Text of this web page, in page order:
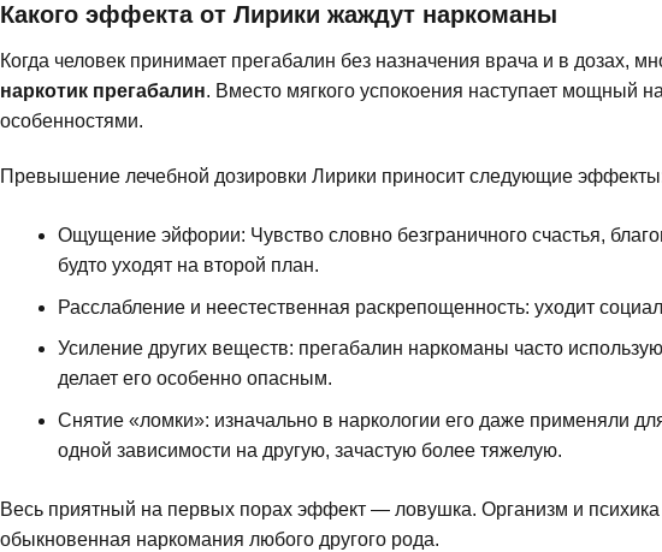
Какого эффекта от Лирики жаждут наркоманы
Когда человек принимает прегабалин без назначения врача и в дозах,
наркотик прегабалин. Вместо мягкого успокоения наступает мощный
особенностями.
Превышение лечебной дозировки Лирики приносит следующие
Ощущение эйфории: Чувство словно безграничного счастья,
будто уходят на второй план.
Расслабление и неестественная раскрепощенность: уходит
Усиление других веществ: прегабалин наркоманы часто
делает его особенно опасным.
Снятие «ломки»: изначально в наркологии его даже применяли
одной зависимости на другую, зачастую более тяжелую.
Весь приятный на первых порах эффект — ловушка. Организм и
обыкновенная наркомания любого другого рода.